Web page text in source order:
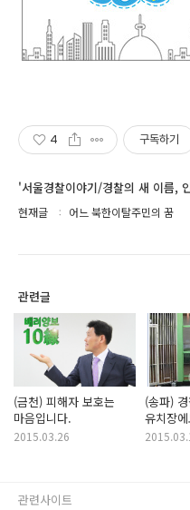
4 구독하기
'서울경찰이야기/경찰의 새 이름,
현재글 어느 북한이탈주민의 꿈
관련글
(금천) 피해자 보호는
마음입니다.
2015.03.26
(송파)
유치장
관련사이트